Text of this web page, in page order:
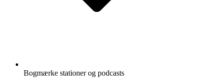
Bogmærke stationer og podcasts